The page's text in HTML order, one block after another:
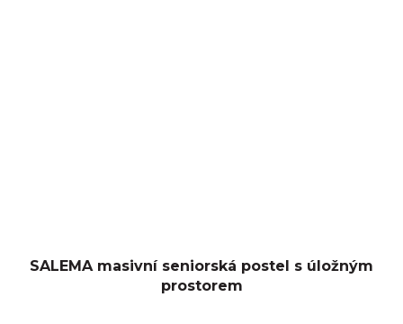
SALEMA masivní seniorská postel s úložným
prostorem